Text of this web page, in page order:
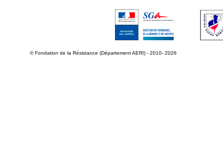
© Fondation de la Résistance (Département AERI) - 2010- 2026